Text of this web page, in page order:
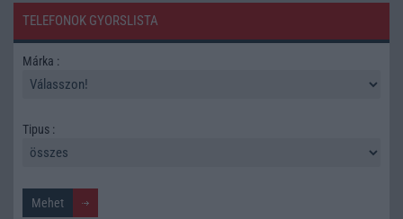
TELEFONOK GYORSLISTA
Márka :
Tipus :